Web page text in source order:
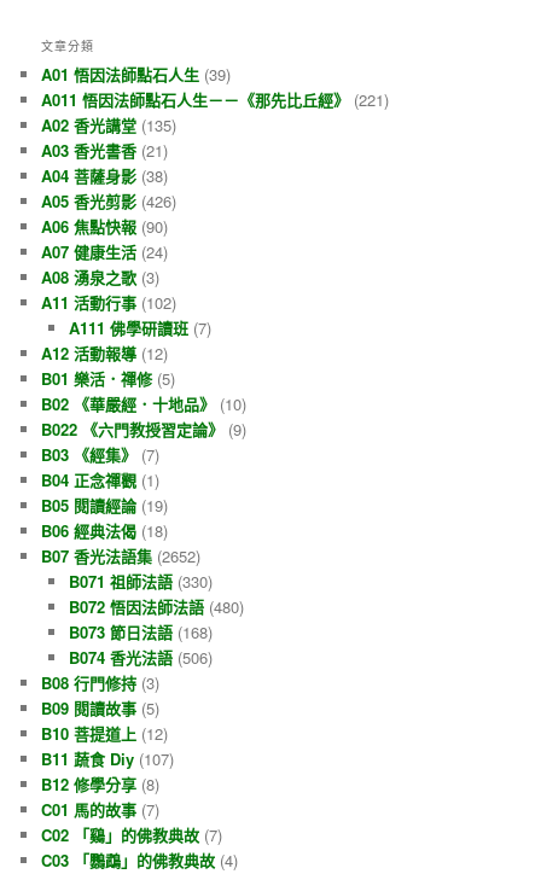
文章分類
A01 悟因法師點石人生 (39)
A011 悟因法師點石人生－－《那先比丘經》 (221)
A02 香光講堂 (135)
A03 香光書香 (21)
A04 菩薩身影 (38)
A05 香光剪影 (426)
A06 焦點快報 (90)
A07 健康生活 (24)
A08 湧泉之歌 (3)
A11 活動行事 (102)
A111 佛學研讀班(7)
A12 活動報導 (12)
B01 樂活．禪修(5)
B02 《華嚴經．十地品》 (10)
B022 《六門教授習定論》 (9)
B03 《經集》 (7)
B04 正念禪觀 (1)
B05 閱讀經論 (19)
B06 經典法偈 (18)
B07 香光法語集 (2652)
B071 祖師法語(330)
B072 悟因法師法語(480)
B073 節日法語(168)
B074 香光法語(506)
B08 行門修持 (3)
B09 閱讀故事 (5)
B10 菩提道上 (12)
B11 蔬食 Diy (107)
B12 修學分享 (8)
C01 馬的故事 (7)
C02 「鷄」的佛教典故 (7)
C03 「鸚鵡」的佛教典故 (4)